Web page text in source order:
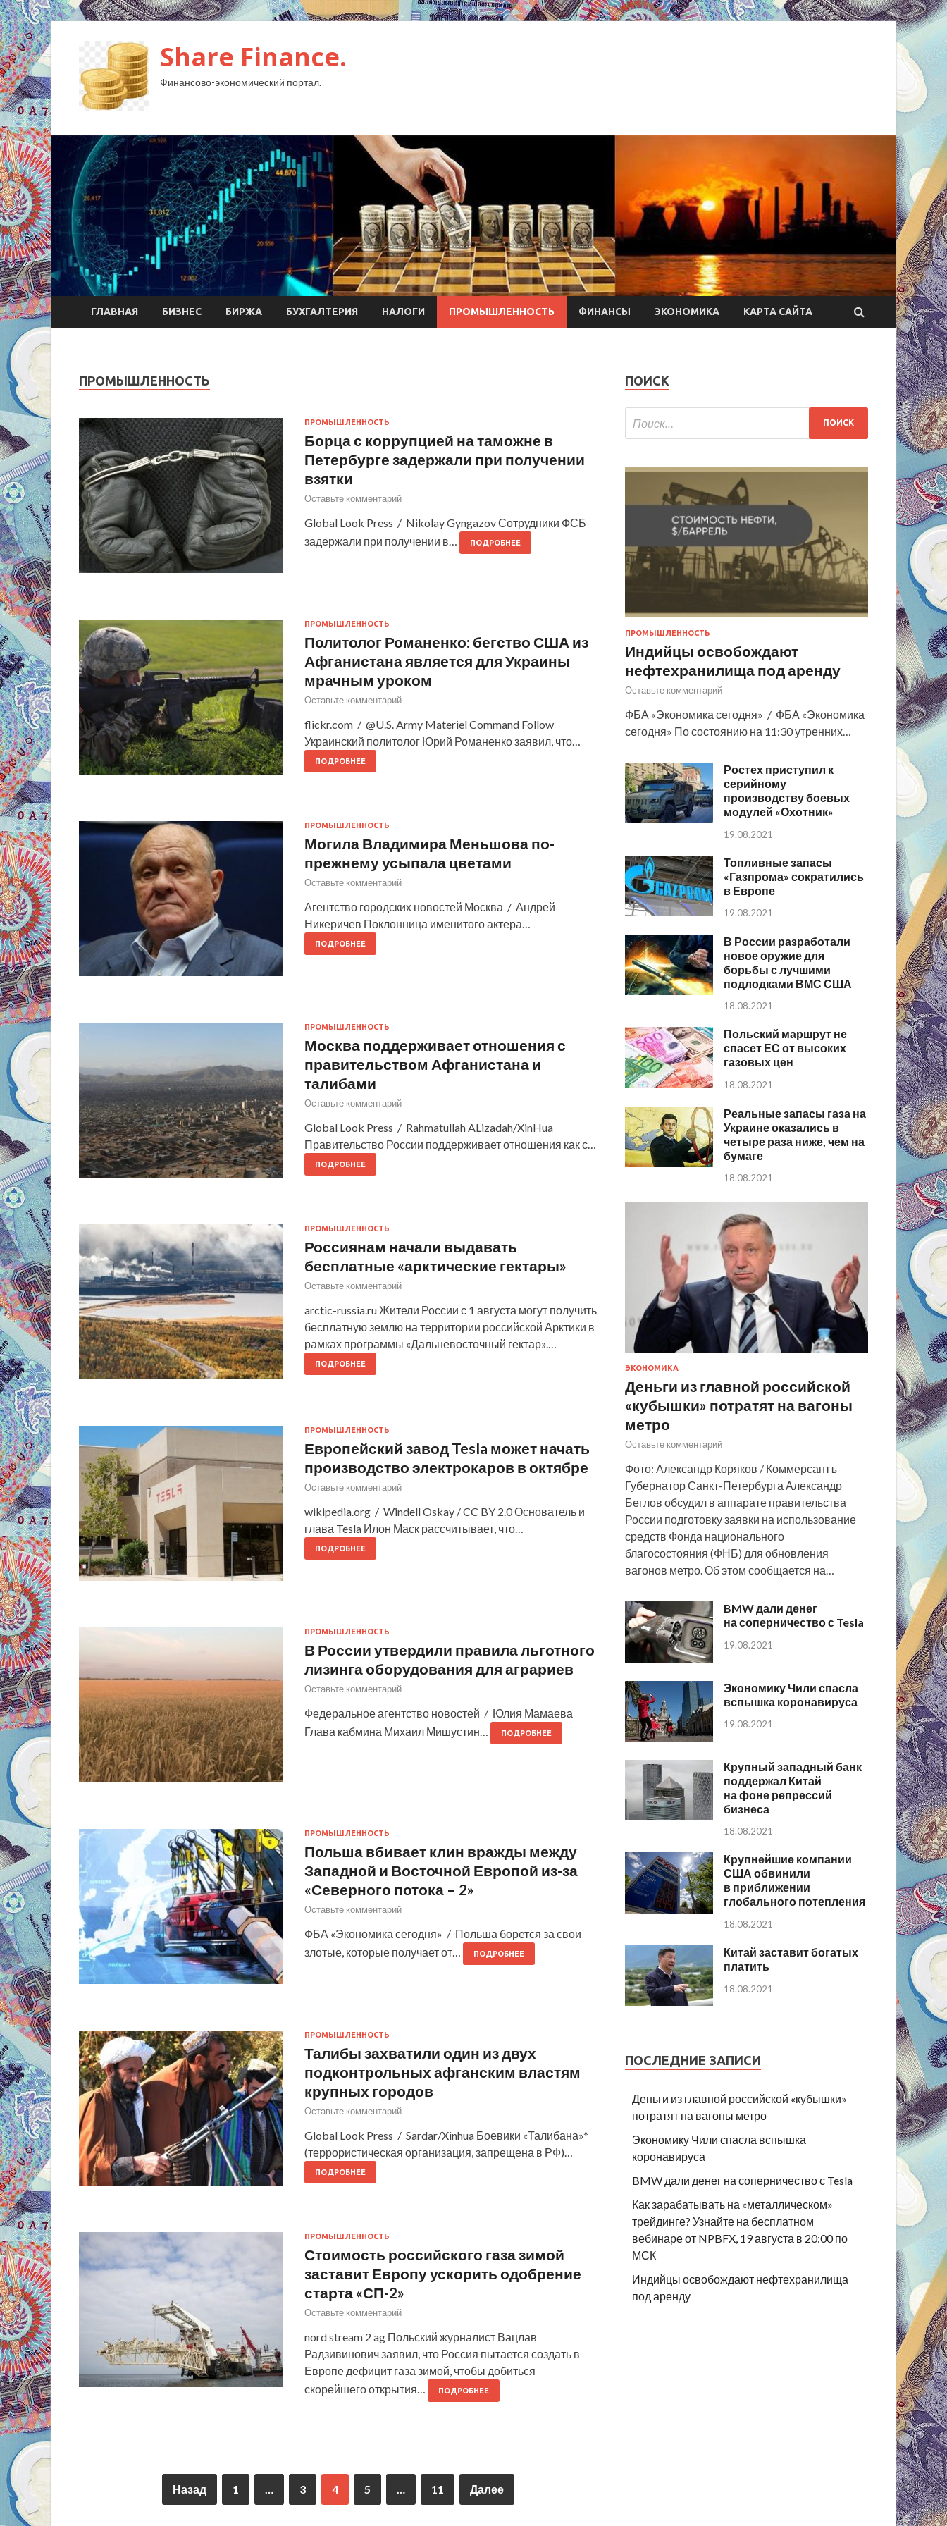
Share Finance.
Финансово-экономический портал.
ГЛАВНАЯ БИЗНЕС БИРЖА БУХГАЛТЕРИЯ НАЛОГИ ПРОМЫШЛЕННОСТЬ ФИНАНСЫ ЭКОНОМИКА КАРТА САЙТА
ПРОМЫШЛЕННОСТЬ
ПРОМЫШЛЕННОСТЬ
Борца с коррупцией на таможне в
Петербурге задержали при получении
взятки
Оставьте комментарий
Global Look Press / Nikolay Gyngazov Сотрудники ФСБ
задержали при получении в…
ПОДРОБНЕЕ
ПРОМЫШЛЕННОСТЬ
Политолог Романенко: бегство США из
Афганистана является для Украины
мрачным уроком
Оставьте комментарий
flickr.com / @U.S. Army Materiel Command Follow
Украинский политолог Юрий Романенко заявил, что…
ПОДРОБНЕЕ
ПРОМЫШЛЕННОСТЬ
Могила Владимира Меньшова по-
прежнему усыпала цветами
Оставьте комментарий
Агентство городских новостей Москва / Андрей
Никеричев Поклонница именитого актера…
ПОДРОБНЕЕ
ПРОМЫШЛЕННОСТЬ
Москва поддерживает отношения с
правительством Афганистана и
талибами
Оставьте комментарий
Global Look Press / Rahmatullah ALizadah/XinHua
Правительство России поддерживает отношения как с…
ПОДРОБНЕЕ
ПРОМЫШЛЕННОСТЬ
Россиянам начали выдавать
бесплатные «арктические гектары»
Оставьте комментарий
arctic-russia.ru Жители России с 1 августа могут получить
бесплатную землю на территории российской Арктики в
рамках программы «Дальневосточный гектар».…
ПОДРОБНЕЕ
ПРОМЫШЛЕННОСТЬ
Европейский завод Tesla может начать
производство электрокаров в октябре
Оставьте комментарий
wikipedia.org / Windell Oskay / CC BY 2.0 Основатель и
глава Tesla Илон Маск рассчитывает, что…
ПОДРОБНЕЕ
ПРОМЫШЛЕННОСТЬ
В России утвердили правила льготного
лизинга оборудования для аграриев
Оставьте комментарий
Федеральное агентство новостей / Юлия Мамаева
Глава кабмина Михаил Мишустин…
ПОДРОБНЕЕ
ПРОМЫШЛЕННОСТЬ
Польша вбивает клин вражды между
Западной и Восточной Европой из-за
«Северного потока – 2»
Оставьте комментарий
ФБА «Экономика сегодня» / Польша борется за свои
злотые, которые получает от…
ПОДРОБНЕЕ
ПРОМЫШЛЕННОСТЬ
Талибы захватили один из двух
подконтрольных афганским властям
крупных городов
Оставьте комментарий
Global Look Press / Sardar/Xinhua Боевики «Талибана»*
(террористическая организация, запрещена в РФ)…
ПОДРОБНЕЕ
ПРОМЫШЛЕННОСТЬ
Стоимость российского газа зимой
заставит Европу ускорить одобрение
старта «СП-2»
Оставьте комментарий
nord stream 2 ag Польский журналист Вацлав
Радзивинович заявил, что Россия пытается создать в
Европе дефицит газа зимой, чтобы добиться
скорейшего открытия…
ПОДРОБНЕЕ
Назад 1 3 4 5 11 Далее
ПОИСК
ПРОМЫШЛЕННОСТЬ
Индийцы освобождают
нефтехранилища под аренду
Оставьте комментарий
ФБА «Экономика сегодня» / ФБА «Экономика
сегодня» По состоянию на 11:30 утренних…
Ростех приступил к
серийному
производству боевых
модулей «Охотник»
19.08.2021
Топливные запасы
«Газпрома» сократились
в Европе
19.08.2021
В России разработали
новое оружие для
борьбы с лучшими
подлодками ВМС США
18.08.2021
Польский маршрут не
спасет ЕС от высоких
газовых цен
18.08.2021
Реальные запасы газа на
Украине оказались в
четыре раза ниже, чем на
бумаге
18.08.2021
ЭКОНОМИКА
Деньги из главной российской
«кубышки» потратят на вагоны
метро
Оставьте комментарий
Фото: Александр Коряков / Коммерсантъ
Губернатор Санкт-Петербурга Александр
Беглов обсудил в аппарате правительства
России подготовку заявки на использование
средств Фонда национального
благосостояния (ФНБ) для обновления
вагонов метро. Об этом сообщается на…
BMW дали денег
на соперничество с Tesla
19.08.2021
Экономику Чили спасла
вспышка коронавируса
19.08.2021
Крупный западный банк
поддержал Китай
на фоне репрессий
бизнеса
18.08.2021
Крупнейшие компании
США обвинили
в приближении
глобального потепления
18.08.2021
Китай заставит богатых
платить
18.08.2021
ПОСЛЕДНИЕ ЗАПИСИ
Деньги из главной российской «кубышки»
потратят на вагоны метро
Экономику Чили спасла вспышка
коронавируса
BMW дали денег на соперничество с Tesla
Как зарабатывать на «металлическом»
трейдинге? Узнайте на бесплатном
вебинаре от NPBFX, 19 августа в 20:00 по
МСК
Индийцы освобождают нефтехранилища
под аренду